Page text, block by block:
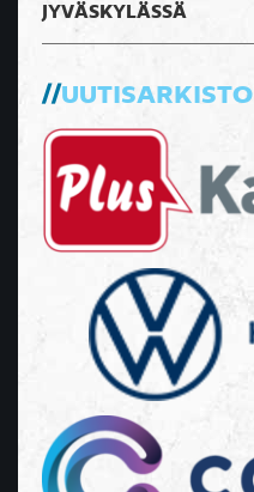
JYVÄSKYLÄSSÄ
UUTISARKISTO